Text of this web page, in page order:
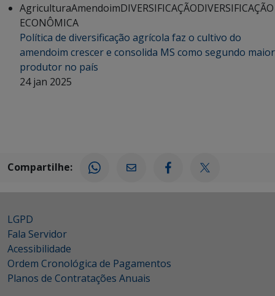
AgriculturaAmendoimDIVERSIFICAÇÃODIVERSIFICAÇÃO
ECONÔMICA
Política de diversificação agrícola faz o cultivo do
amendoim crescer e consolida MS como segundo maior
produtor no país
24 jan 2025
Compartilhe:
LGPD
Fala Servidor
Acessibilidade
Ordem Cronológica de Pagamentos
Planos de Contratações Anuais